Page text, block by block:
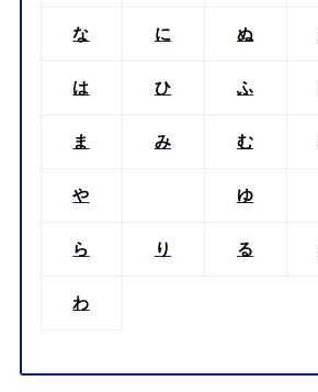
な に ぬ
は ひ ふ
ま み む
や ゆ
ら り る
わ